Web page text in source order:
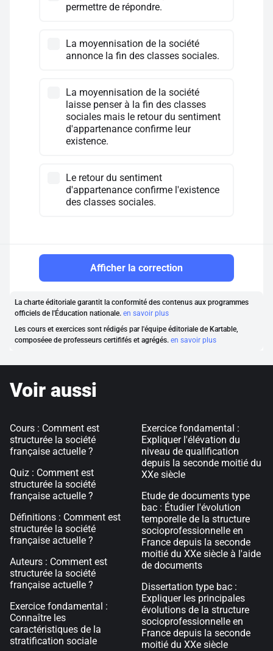
permettre de répondre.
La moyennisation de la société
annonce la fin des classes sociales.
La moyennisation de la société
laisse penser à la fin des classes
sociales mais le retour du sentiment
d'appartenance confirme leur
existence.
Le retour du sentiment
d'appartenance confirme l'existence
des classes sociales.
Afficher la correction
La charte éditoriale garantit la conformité des contenus aux programmes
officiels de l'Éducation nationale. en savoir plus
Les cours et exercices sont rédigés par l'équipe éditoriale de Kartable,
composéee de professeurs certififés et agrégés. en savoir plus
Voir aussi
Cours : Comment est
structurée la société
française actuelle ?
Quiz : Comment est
structurée la société
française actuelle ?
Définitions : Comment est
structurée la société
française actuelle ?
Auteurs : Comment est
structurée la société
française actuelle ?
Exercice fondamental :
Connaître les
caractéristiques de la
stratification sociale
Exercice fondamental :
Expliquer l'élévation du
niveau de qualification
depuis la seconde moitié du
XXe siècle
Etude de documents type
bac : Étudier l'évolution
temporelle de la structure
socioprofessionnelle en
France depuis la seconde
moitié du XXe siècle à l'aide
de documents
Dissertation type bac :
Expliquer les principales
évolutions de la structure
socioprofessionnelle en
France depuis la seconde
moitié du XXe siècle